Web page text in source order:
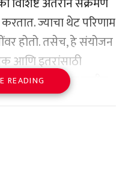
ज्याचा थेट परिणाम
होतो. तसेच, हे संयोजन
आणि इतरांसाठी
मकर राशीत
आहे. मंगळ, सूर्य आणि बुध
READING